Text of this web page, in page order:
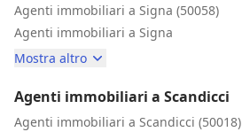
Agenti immobiliari a Signa (50058)
Agenti immobiliari a Signa
Mostra altro
Agenti immobiliari a Scandicci
Agenti immobiliari a Scandicci (50018)